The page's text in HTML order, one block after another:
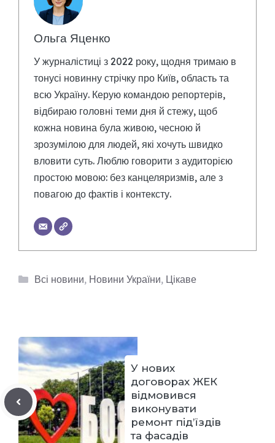
Ольга Яценко
У журналістиці з 2022 року, щодня тримаю в
тонусі новинну стрічку про Київ, область та
всю Україну. Керую командою репортерів,
відбираю головні теми дня й стежу, щоб
кожна новина була живою, чесною й
зрозумілою для людей, які хочуть швидко
вловити суть. Люблю говорити з аудиторією
простою мовою: без канцеляризмів, але з
повагою до фактів і контексту.
Категорії
Всі новини, Новини України, Цікаве
У нових
договорах ЖЕК
відмовився
виконувати
ремонт під’їздів
та фасадів